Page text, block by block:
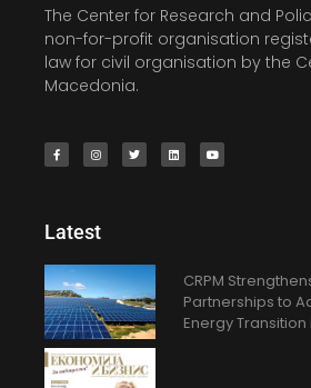
The Center for Research and
non-for-profit organisation
law for civil organisation by the
Macedonia.
Latest
CRPM
Partnerships to
Energy